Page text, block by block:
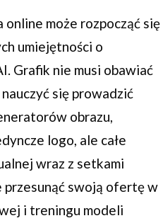
może rozpocząć się
umiejętności o
Grafik nie musi obawiać
się prowadzić
obrazu,
logo, ale całe
wraz z setkami
swoją ofertę w
i treningu modeli